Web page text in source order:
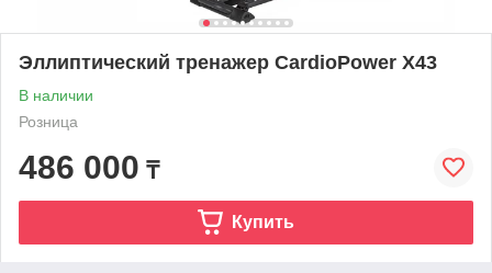
Эллиптический тренажер СardioPower X43
В наличии
Розница
486 000 ₸
Купить